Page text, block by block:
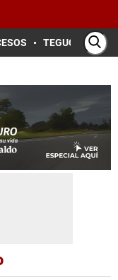
TEGUCIGALPA